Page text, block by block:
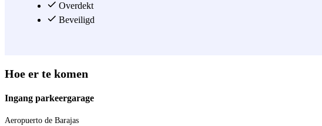
Overdekt
Beveiligd
Hoe er te komen
Ingang parkeergarage
Aeropuerto de Barajas